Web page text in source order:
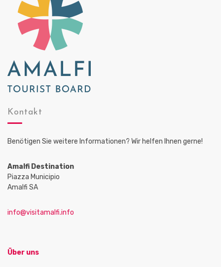
Kontakt
Benötigen Sie weitere Informationen? Wir helfen Ihnen gerne!
Amalfi Destination
Piazza Municipio
Amalfi SA
info@visitamalfi.info
Über uns